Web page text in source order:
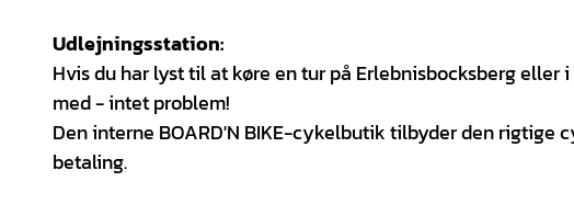
Udlejningsstation:
Hvis du har lyst til at køre en tur på Erlebnisbocksberg
med - intet problem!
Den interne BOARD'N BIKE-cykelbutik tilbyder den
betaling.